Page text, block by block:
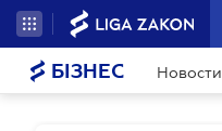
БІЗНЕС Новости